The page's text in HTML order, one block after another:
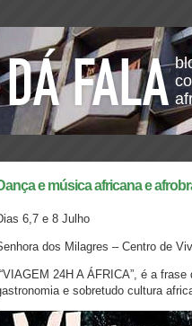
e música africana e
6,7 e 8 Julho
dos Milagres – Centro de
“VIAGEM 24H A ÁFRICA”, é a
e sobretudo cultura